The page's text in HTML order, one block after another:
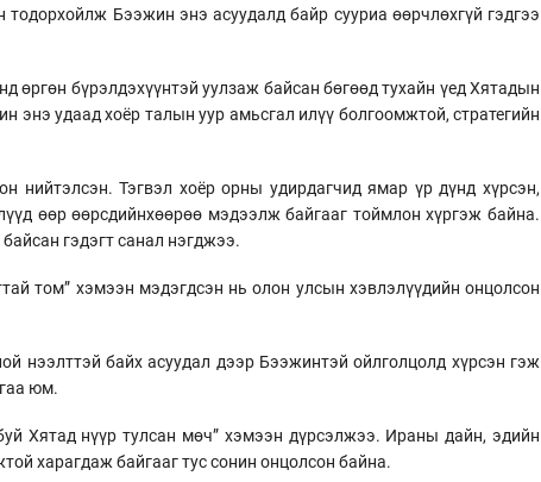
Бээжин энэ асуудалд байр сууриа өөрчлөхгүй гэдгээ
бүрэлдэхүүнтэй уулзаж байсан бөгөөд тухайн үед Хятадын
энэ удаад хоёр талын уур амьсгал илүү болгоомжтой, стратегийн
нийтэлсэн. Тэгвэл хоёр орны удирдагчид ямар үр дүнд хүрсэн,
өөр өөрсдийнхөөрөө мэдээлж байгааг тоймлон хүргэж байна.
гэдэгт санал нэгджээ.
том” хэмээн мэдэгдсэн нь олон улсын хэвлэлүүдийн онцолсон
нээлттэй байх асуудал дээр Бээжинтэй ойлголцолд хүрсэн гэж
юм.
Хятад нүүр тулсан мөч” хэмээн дүрсэлжээ. Ираны дайн, эдийн
харагдаж байгааг тус сонин онцолсон байна.